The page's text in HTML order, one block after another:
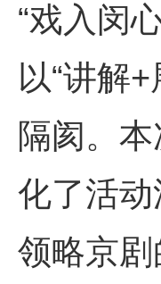
“戏入闵
以“讲解
隔阂。
化了活
领略京